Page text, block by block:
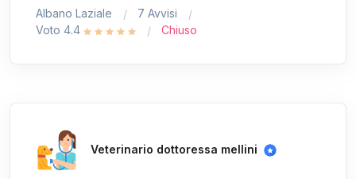
Albano Laziale
7 Avvisi
Voto 4.4
Chiuso
Veterinario dottoressa mellini